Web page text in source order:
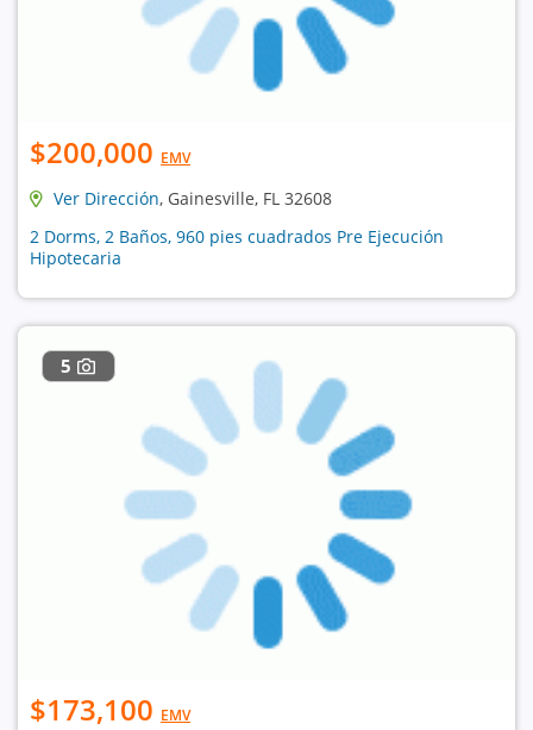
$200,000 EMV
Ver Dirección, Gainesville, FL 32608
2 Dorms, 2 Baños, 960 pies cuadrados Pre Ejecución
Hipotecaria
5
$173,100 EMV